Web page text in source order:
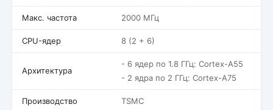
Макс. частота 2000 МГц
CPU-ядер 8 (2 + 6)
Архитектура
- 6 ядер по 1.8 ГГц: Cortex-A55
- 2 ядра по 2 ГГц: Cortex-A75
Производство TSMC